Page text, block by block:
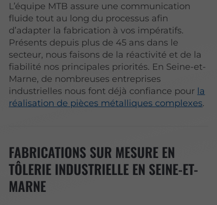
L’équipe MTB assure une communication
fluide tout au long du processus afin
d’adapter la fabrication à vos impératifs.
Présents depuis plus de 45 ans dans le
secteur, nous faisons de la réactivité et de la
fiabilité nos principales priorités. En Seine-et-
Marne, de nombreuses entreprises
industrielles nous font déjà confiance pour la
réalisation de pièces métalliques complexes.
FABRICATIONS SUR MESURE EN
TÔLERIE INDUSTRIELLE EN SEINE-ET-
MARNE